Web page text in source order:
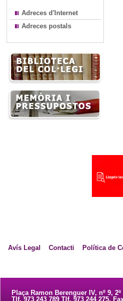
Adreces d'Internet
Adreces postals
Avís Legal Contacti Política de
Plaça Ramon Berenguer IV, nº 9,
Tlf. 973 243 789 Tlf. 973 244 275.